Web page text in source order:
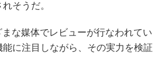
そうだ。
な媒体でレビューが行なわれてい
に注目しながら、その実力を検証